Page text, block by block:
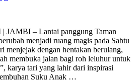
JAMBI – Lantai panggung Taman
menjadi ruang magis pada Sabtu
menjejak dengan hentakan berulang,
membuka jalan bagi roh leluhur untuk
karya tari yang lahir dari inspirasi
Suku Anak …